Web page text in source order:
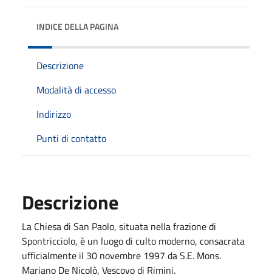
INDICE DELLA PAGINA
Descrizione
Modalità di accesso
Indirizzo
Punti di contatto
Descrizione
La Chiesa di San Paolo, situata nella frazione di
Spontricciolo, è un luogo di culto moderno, consacrata
ufficialmente il 30 novembre 1997 da S.E. Mons.
Mariano De Nicolò, Vescovo di Rimini.